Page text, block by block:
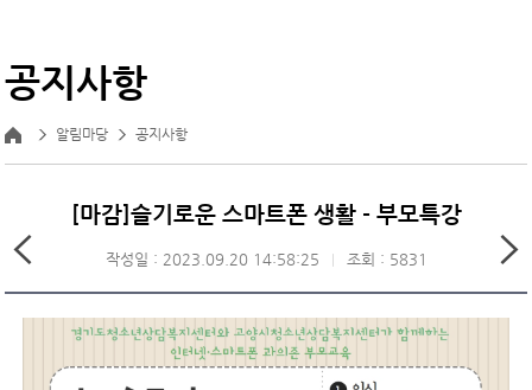
공지사항
알림마당 공지사항
[마감]슬기로운 스마트폰 생활 - 부모특강
작성일 : 2023.09.20 14:58:25 조회 : 5831